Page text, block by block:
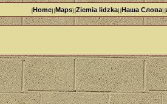
[Home] [Maps] [Ziemia lidzka] [Наша Cлова] [